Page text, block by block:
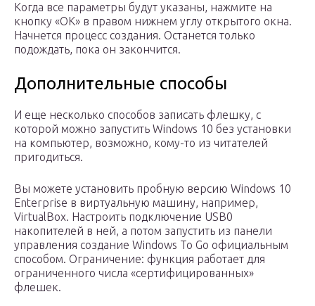
Когда все параметры будут указаны, нажмите на
кнопку «ОК» в правом нижнем углу открытого окна.
Начнется процесс создания. Останется только
подождать, пока он закончится.
Дополнительные способы
И еще несколько способов записать флешку, с
которой можно запустить Windows 10 без установки
на компьютер, возможно, кому-то из читателей
пригодиться.
Вы можете установить пробную версию Windows 10
Enterprise в виртуальную машину, например,
VirtualBox. Настроить подключение USB0
накопителей в ней, а потом запустить из панели
управления создание Windows To Go официальным
способом. Ограничение: функция работает для
ограниченного числа «сертифицированных»
флешек.